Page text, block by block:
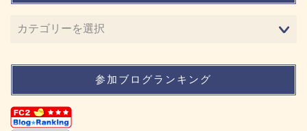
参加ブログランキング